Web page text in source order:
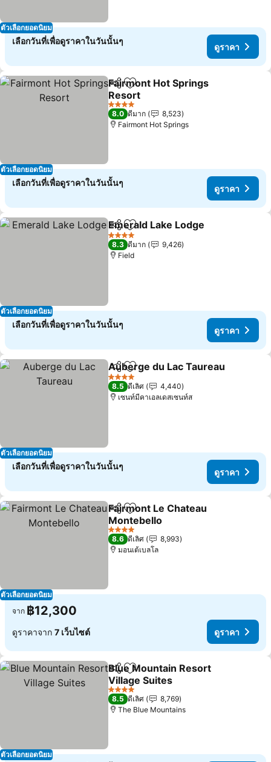
ตัวเลือกยอดนิยม
เลือกวันที่เพื่อดูราคาในวันนั้นๆ
ดูราคา
ตัวเลือกยอดนิยม
แชร์ เพิ่มในรายการโปรด
Fairmont Hot Springs
Resort
4 ดาว
8.0 ดีมาก
8,523
Fairmont Hot Springs
เลือกวันที่เพื่อดูราคาในวันนั้นๆ
ดูราคา
ตัวเลือกยอดนิยม
แชร์ เพิ่มในรายการโปรด
Emerald Lake Lodge
4 ดาว
8.3 ดีมาก
9,426
Field
เลือกวันที่เพื่อดูราคาในวันนั้นๆ
ดูราคา
ตัวเลือกยอดนิยม
แชร์ เพิ่มในรายการโปรด
Auberge du Lac Taureau
4 ดาว
8.5 ดีเลิศ
4,440
เซนท์มีคาเอลเดสเซนท์ส
เลือกวันที่เพื่อดูราคาในวันนั้นๆ
ดูราคา
ตัวเลือกยอดนิยม
แชร์ เพิ่มในรายการโปรด
Fairmont Le Chateau
Montebello
4 ดาว
8.6 ดีเลิศ
8,993
มอนเต้เบลโล
จาก ฿12,300
ดูราคาจาก 7 เว็บไซต์ ดูราคา
ตัวเลือกยอดนิยม
แชร์ เพิ่มในรายการโปรด
Blue Mountain Resort
Village Suites
4 ดาว
8.5 ดีเลิศ
8,769
The Blue Mountains